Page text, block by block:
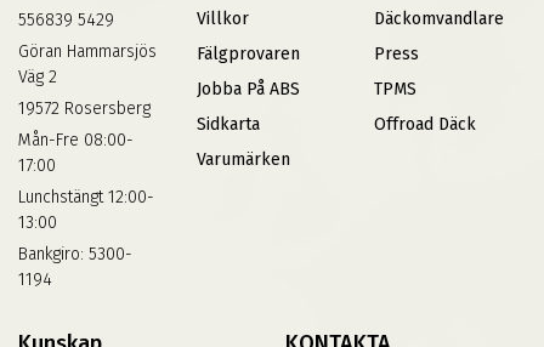
556839 5429
Göran Hammarsjös
Väg 2
19572 Rosersberg
Mån-Fre 08:00-
17:00
Lunchstängt 12:00-
13:00
Bankgiro: 5300-
1194
Villkor
Fälgprovaren
Jobba På ABS
Sidkarta
Varumärken
Däckomvandlare
Press
TPMS
Offroad Däck